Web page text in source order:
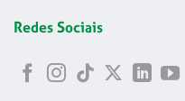
Redes Sociais